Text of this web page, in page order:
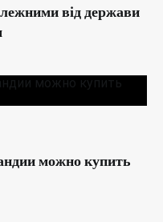
від держави
можно купить